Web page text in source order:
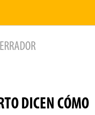
DICEN CÓMO